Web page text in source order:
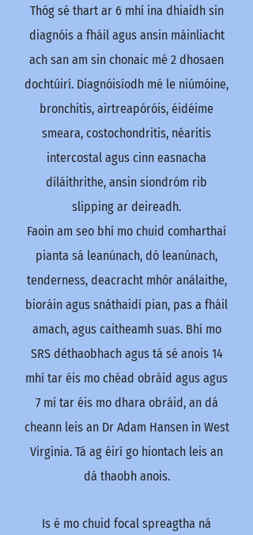
Thóg sé thart ar 6 mhí ina dhiaidh sin
diagnóis a fháil agus ansin máinliacht
ach san am sin chonaic mé 2 dhosaen
dochtúirí. Diagnóisíodh mé le niúmóine,
bronchitis, airtreapóróis, éidéime
smeara, costochondritis, néaritis
intercostal agus cinn easnacha
díláithrithe, ansin siondróm rib
slipping ar deireadh.
Faoin am seo bhí mo chuid comharthaí
pianta sá leanúnach, dó leanúnach,
tenderness, deacracht mhór análaithe,
bioráin agus snáthaidí pian, pas a fháil
amach, agus caitheamh suas. Bhí mo
SRS déthaobhach agus tá sé anois 14
mhí tar éis mo chéad obráid agus agus
7 mí tar éis mo dhara obráid, an dá
cheann leis an Dr Adam Hansen in West
Virginia. Tá ag éirí go hiontach leis an
dá thaobh anois.
Is é mo chuid focal spreagtha ná